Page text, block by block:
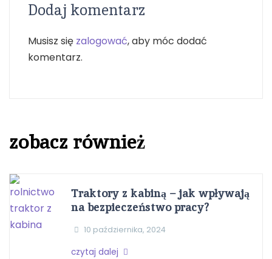
Dodaj komentarz
Musisz się zalogować, aby móc dodać
komentarz.
zobacz również
Traktory z kabiną – jak wpływają
na bezpieczeństwo pracy?
10 października, 2024
czytaj dalej